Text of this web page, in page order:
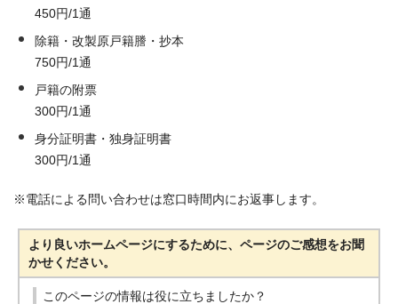
450円/1通
除籍・改製原戸籍謄・抄本
750円/1通
戸籍の附票
300円/1通
身分証明書・独身証明書
300円/1通
※電話による問い合わせは窓口時間内にお返事します。
より良いホームページにするために、ページのご感想をお聞
かせください。
このページの情報は役に立ちましたか？